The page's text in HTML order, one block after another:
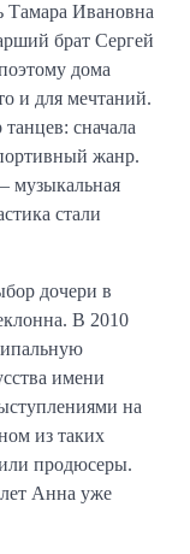
Ивановна
брат Сергей
дома
и для мечтаний.
сначала
жанр.
музыкальная
стали
дочери в
В 2010
имени
на
из таких
продюсеры.
Анна уже